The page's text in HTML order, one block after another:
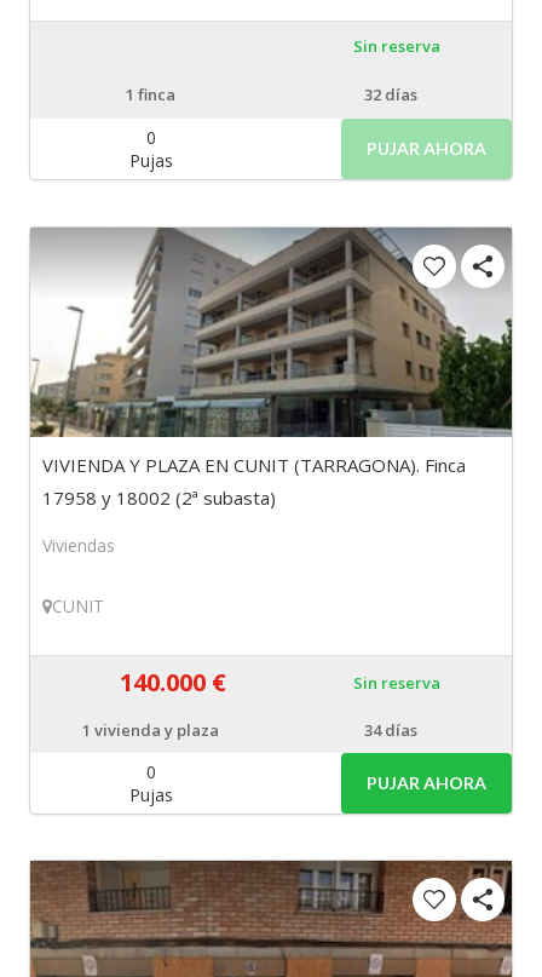
Sin reserva
1 finca 32 días
0
Pujas
PUJAR AHORA
VIVIENDA Y PLAZA EN CUNIT (TARRAGONA). Finca
17958 y 18002 (2ª subasta)
Viviendas
CUNIT
140.000 € Sin reserva
1 vivienda y plaza 34 días
0
Pujas
PUJAR AHORA